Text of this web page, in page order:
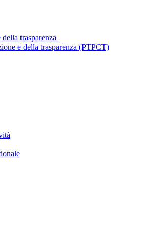
trasparenza
e della trasparenza (PTPCT)